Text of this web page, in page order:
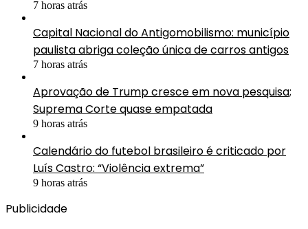
7 horas atrás
Capital Nacional do Antigomobilismo: município
paulista abriga coleção única de carros antigos
7 horas atrás
Aprovação de Trump cresce em nova pesquisa;
Suprema Corte quase empatada
9 horas atrás
Calendário do futebol brasileiro é criticado por
Luís Castro: “Violência extrema”
9 horas atrás
Publicidade